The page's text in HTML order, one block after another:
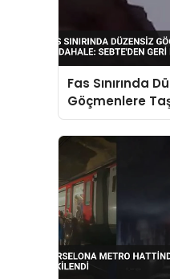
Fas Sınırında
Göçmenlere
Sebte’den Geri
Başladı